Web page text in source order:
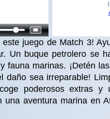
este juego de Match 3!
Un buque petrolero se
fauna marinas. ¡Detén
daño sea irreparable!
poderosos extras y
una aventura marina en